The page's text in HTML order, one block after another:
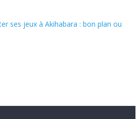
ses jeux à Akihabara : bon plan ou